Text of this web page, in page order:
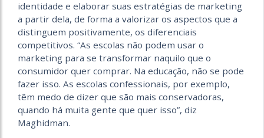
identidade e elaborar suas estratégias de marketing
a partir dela, de forma a valorizar os aspectos que a
distinguem positivamente, os diferenciais
competitivos. “As escolas não podem usar o
marketing para se transformar naquilo que o
consumidor quer comprar. Na educação, não se pode
fazer isso. As escolas confessionais, por exemplo,
têm medo de dizer que são mais conservadoras,
quando há muita gente que quer isso”, diz
Maghidman.